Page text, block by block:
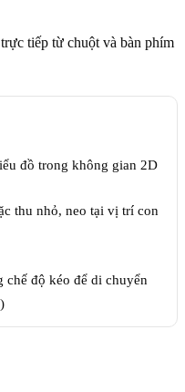
tiếp từ chuột và bàn phím
đồ trong không gian 2D
thu nhỏ, neo tại vị trí con
chế độ kéo để di chuyển